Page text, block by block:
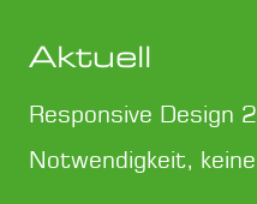
Aktuell
Responsive Design
Notwendigkeit,